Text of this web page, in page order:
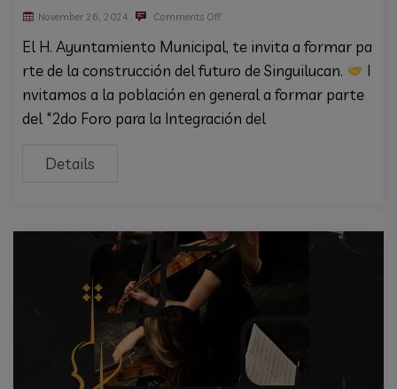
November 26, 2024 Comments Off
El H. Ayuntamiento Municipal, te invita a formar pa
rte de la construcción del futuro de Singuilucan.
I
nvitamos a la población en general a formar parte
del "2do Foro para la Integración del
Details